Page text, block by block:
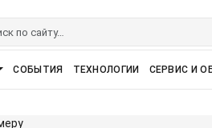
СОБЫТИЯ ТЕХНОЛОГИИ СЕРВИС И